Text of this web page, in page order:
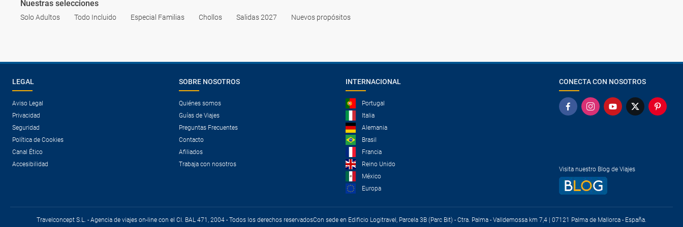
Nuestras selecciones
Solo Adultos Todo Incluido Especial Familias Chollos Salidas 2027 Nuevos propósitos
LEGAL
Aviso Legal
Privacidad
Seguridad
Política de Cookies
Canal Ético
Accesibilidad
SOBRE NOSOTROS
Quiénes somos
Guías de Viajes
Preguntas Frecuentes
Contacto
Afiliados
Trabaja con nosotros
INTERNACIONAL
Portugal
Italia
Alemania
Brasil
Francia
Reino Unido
México
Europa
CONECTA CON NOSOTROS
Visita nuestro Blog de Viajes
Travelconcept S.L. - Agencia de viajes on-line con el CI. BAL 471, 2004 - Todos los derechos reservadosCon sede en Edificio Logitravel, Parcela 3B (Parc Bit) - Ctra. Palma - Valldemossa km 7,4 | 07121 Palma de Mallorca - España.